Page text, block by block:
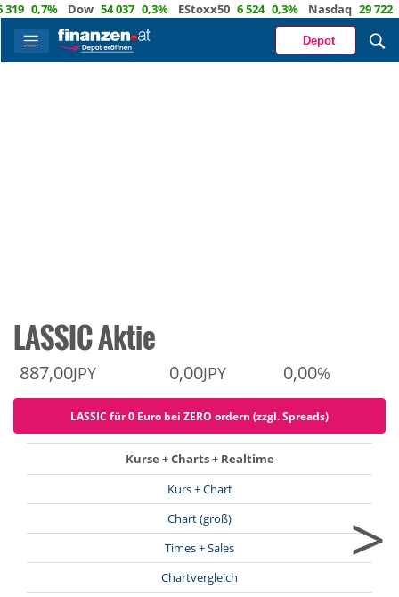
0,7% Dow 54 037 0,3% EStoxx50 6 524 0,3% Nasdaq 29 722
Depot
LASSIC Aktie
887,00JPY 0,00JPY 0,00%
LASSIC für 0 Euro bei ZERO ordern (zzgl. Spreads)
Kurse + Charts + Realtime
Kurs + Chart
Chart (groß)
Times + Sales
Chartvergleich
>